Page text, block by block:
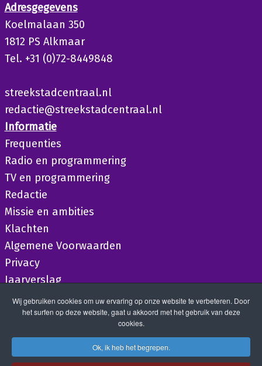
Adresgegevens
Koelmalaan 350
1812 PS Alkmaar
Tel. +31 (0)72-8449848
streekstadcentraal.nl
redactie@streekstadcentraal.nl
Informatie
Frequenties
Radio en programmering
TV en programmering
Redactie
Missie en ambities
Klachten
Algemene Voorwaarden
Privacy
Jaarverslag
Wij gebruiken cookies om uw ervaring op onze website te verbeteren. Door
het surfen op deze website, gaat u akkoord met het gebruik van deze
cookies.
Ok, ik heb het begrepen.